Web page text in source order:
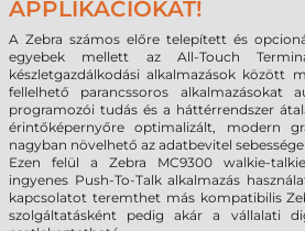
APPLIKÁCIÓKAT!
A Zebra számos előre telepített és
egyebek mellett az All-Touch
készletgazdálkodási alkalmazások között
fellelhető parancssoros alkalmazásokat
programozói tudás és a háttérrendszer
érintőképernyőre optimalizált, modern
nagyban növelhető az adatbevitel
Ezen felül a Zebra MC9300 walkie-
ingyenes Push-To-Talk alkalmazás
kapcsolatot teremthet más kompatibilis
szolgáltatásként pedig akár a vállalati